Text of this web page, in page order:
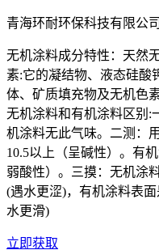
青海环耐环保科技有限公司
无机涂料成分特性：天然
素:它的凝结物、液态硅酸
体、矿质填充物及无机色素
无机涂料和有机涂料区别:
机涂料无此气味。二测：
10.5以上（呈碱性）。有
弱酸性）。三摸：无机涂
(遇水更涩)，有机涂料表
水更滑)
立即获取